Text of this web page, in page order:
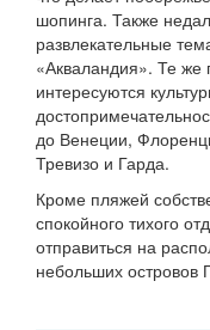
шопинга. Также
развлекательные
«Акваландия». Те же
интересуются
до Венеции,
Тревизо и Гарда.
Кроме пляжей
спокойного тихого
отправиться на
небольших островов